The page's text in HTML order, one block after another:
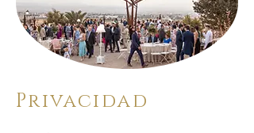
Privacidad